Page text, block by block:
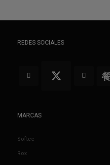
REDES SOCIALES
MARCAS
Softee
Rox